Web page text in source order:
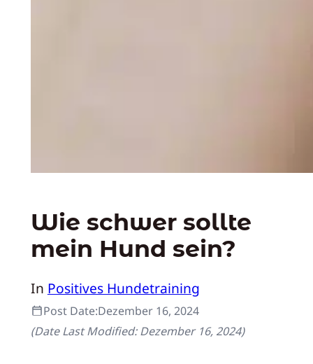
Wie schwer sollte
mein Hund sein?
In Positives Hundetraining
Post Date:Dezember 16, 2024
(Date Last Modified:Dezember 16, 2024)